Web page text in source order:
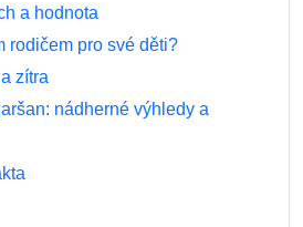
a hodnota
rodičem pro své děti?
zítra
nádherné výhledy a